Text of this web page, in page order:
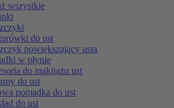
wszystkie
do ust
powiększający usta
w płynie
do makijażu ust
do ust
pomadka do ust
do ust